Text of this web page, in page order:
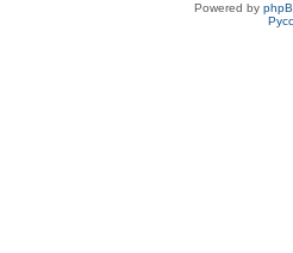
Powered by